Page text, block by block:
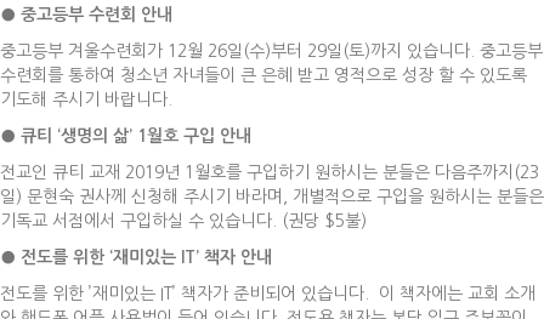
● 중고등부 수련회 안내
중고등부 겨울수련회가 12월 26일(수)부터 29일(토)까지 있습니다. 중고등부
수련회를 통하여 청소년 자녀들이 큰 은혜 받고 영적으로 성장 할 수 있도록
기도해 주시기 바랍니다.
● 큐티 ‘생명의 삶’ 1 월호 구입 안내
전교인 큐티 교재 2019년 1월호를 구입하기 원하시는 분들은 다음주까지(23
일) 문현숙 권사께 신청해 주시기 바라며, 개별적으로 구입을 원하시는 분들은
기독교 서점에서 구입하실 수 있습니다. (권당 $5불)
● 전도를 위한 ‘재미있는 IT’ 책자 안내
전도를 위한 ’재미있는 IT’ 책자가 준비되어 있습니다. 이 책자에는 교회 소개